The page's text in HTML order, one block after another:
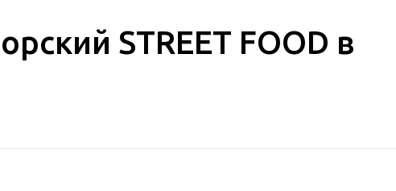
STREET FOOD в